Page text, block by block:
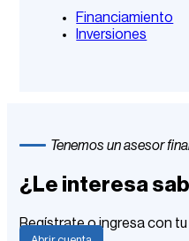
Financiamiento
Inversiones
Tenemos un asesor
¿Le interesa
Regístrate o ingresa con